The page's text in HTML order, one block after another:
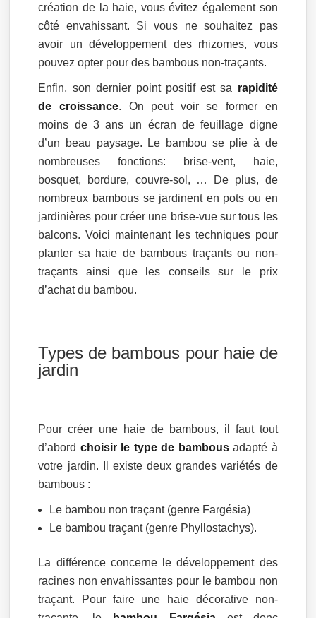
création de la haie, vous évitez également son
côté envahissant. Si vous ne souhaitez pas
avoir un développement des rhizomes, vous
pouvez opter pour des bambous non-traçants.
Enfin, son dernier point positif est sa rapidité
de croissance. On peut voir se former en
moins de 3 ans un écran de feuillage digne
d’un beau paysage. Le bambou se plie à de
nombreuses fonctions: brise-vent, haie,
bosquet, bordure, couvre-sol, … De plus, de
nombreux bambous se jardinent en pots ou en
jardinières pour créer une brise-vue sur tous les
balcons. Voici maintenant les techniques pour
planter sa haie de bambous traçants ou non-
traçants ainsi que les conseils sur le prix
d’achat du bambou.
Types de bambous pour haie de
jardin
Pour créer une haie de bambous, il faut tout
d’abord choisir le type de bambousadapté à
votre jardin. Il existe deux grandes variétés de
bambous :
Le bambou non traçant (genre Fargésia)
Le bambou traçant (genre Phyllostachys).
La différence concerne le développement des
racines non envahissantes pour le bambou non
traçant. Pour faire une haie décorative non-